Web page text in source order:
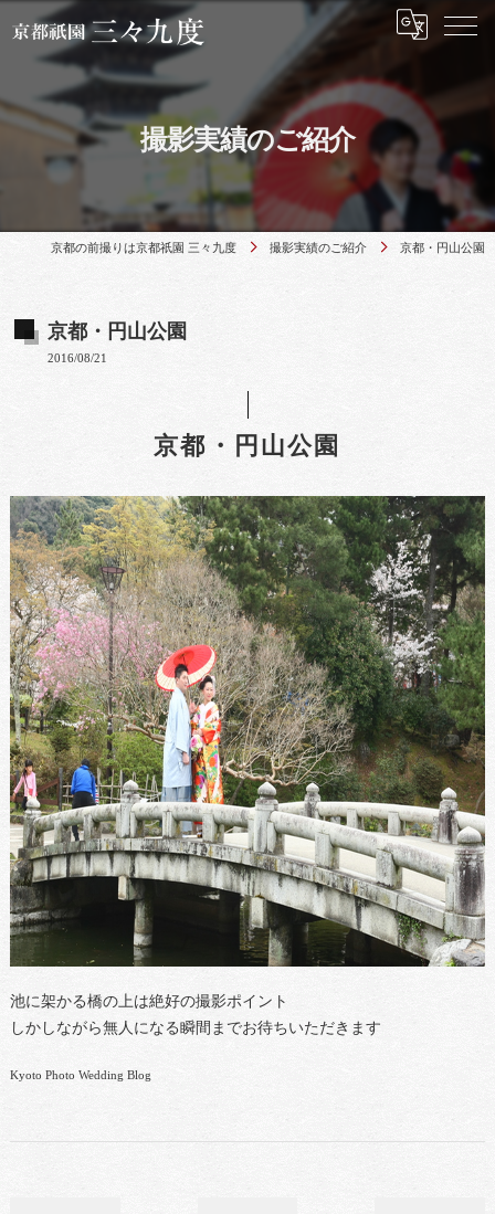
撮影実績のご紹介
京都の前撮りは京都祇園 三々九度 撮影実績のご紹介 京都・円山公園
京都・円山公園
2016/08/21
京都・円山公園
池に架かる橋の上は絶好の撮影ポイント
しかしながら無人になる瞬間までお待ちいただきます
Kyoto Photo Wedding Blog